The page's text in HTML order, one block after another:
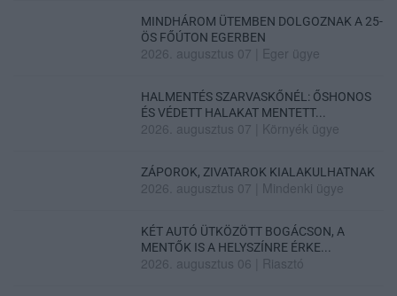
MINDHÁROM ÜTEMBEN DOLGOZNAK A 25-
ÖS FŐÚTON EGERBEN
2026. augusztus 07 Eger ügye
HALMENTÉS SZARVASKŐNÉL: ŐSHONOS
ÉS VÉDETT HALAKAT MENTETT...
2026. augusztus 07 Környék ügye
ZÁPOROK, ZIVATAROK KIALAKULHATNAK
2026. augusztus 07 Mindenki ügye
KÉT AUTÓ ÜTKÖZÖTT BOGÁCSON, A
MENTŐK IS A HELYSZÍNRE ÉRKE...
2026. augusztus 06 Riasztó